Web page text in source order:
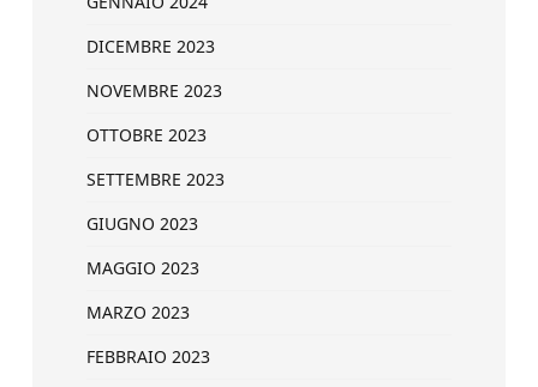
DICEMBRE 2023
NOVEMBRE 2023
OTTOBRE 2023
SETTEMBRE 2023
GIUGNO 2023
MAGGIO 2023
MARZO 2023
FEBBRAIO 2023